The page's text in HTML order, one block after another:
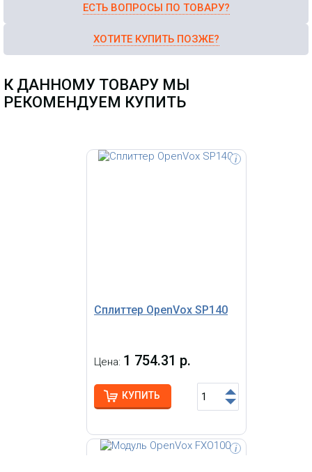
ЕСТЬ ВОПРОСЫ ПО ТОВАРУ?
ХОТИТЕ КУПИТЬ ПОЗЖЕ?
К ДАННОМУ ТОВАРУ МЫ
РЕКОМЕНДУЕМ КУПИТЬ
Сплиттер OpenVox SP140
Цена: 1 754.31 р.
КУПИТЬ
i
i
Аналоговый однопортовый модуль
Аналоговый однопортовый модуль